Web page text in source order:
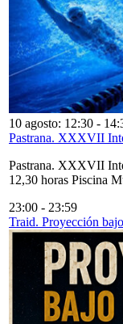
10 agosto: 12:30 -
Pastrana. XXXVII
Pastrana. XXXVII
12,30 horas Piscina
23:00 - 23:59
Traid. Proyección